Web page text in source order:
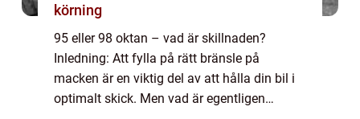
körning
95 eller 98 oktan – vad är skillnaden?
Inledning: Att fylla på rätt bränsle på
macken är en viktig del av att hålla din bil i
optimalt skick. Men vad är egentligen